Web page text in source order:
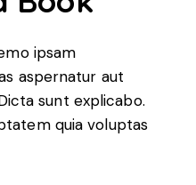
ipsam
aspernatur aut
sunt explicabo.
quia voluptas